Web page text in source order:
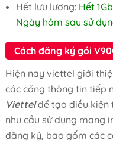
Hết lưu lượng:Hết
Ngày hôm sau sử
Cách đăng ký gói
Hiện nay viettel giới
các cổng thông tin tiếp
Viettelđể tạo điều kiện
nhu cầu sử dụng mạng
đăng ký, bao gốm các